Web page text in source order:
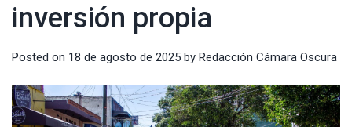
inversión propia
Posted on 18 de agosto de 2025 by Redacción Cámara Oscura